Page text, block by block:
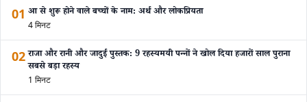
01 आ से शुरू होने वाले बच्चों के नाम: अर्थ और लोकप्रियता
4 मिनट
02 राजा और रानी और जादुई पुस्तक: 9 रहस्यमयी पन्नों ने खोल दिया हजारों साल पुराना
सबसे बड़ा रहस्य
1 मिनट